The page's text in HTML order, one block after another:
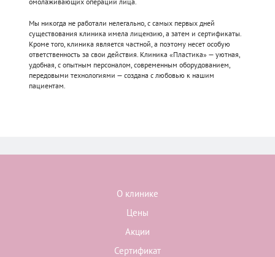
Мы никогда не работали нелегально, с самых первых дней
существования клиника имела лицензию, а затем и сертификаты.
Кроме того, клиника является частной, а поэтому несет особую
ответственность за свои действия. Клиника «Пластика» — уютная,
удобная, с опытным персоналом, современным оборудованием,
передовыми технологиями — создана с любовью к нашим
пациентам.
О клинике
Цены
Акции
Сертификат